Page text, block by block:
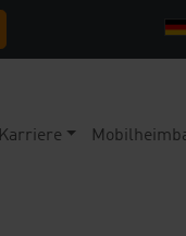
Karriere